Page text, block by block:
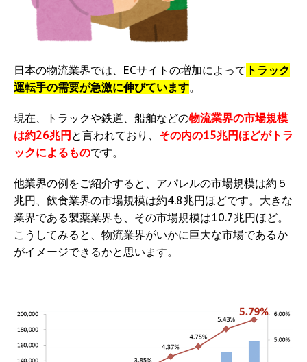
日本の物流業界では、ECサイトの増加によって トラック
運転手の需要が急激に伸びています。
現在、トラックや鉄道、船舶などの物流業界の市場規模
は約26兆円と言われており、 その内の15兆円ほどがトラ
ックによるものです。
他業界の例をご紹介すると、アパレルの市場規模は約５
兆円、飲食業界の市場規模は約4.8兆円ほどです。大きな
業界である製薬業界も、その市場規模は10.7兆円ほど。
こうしてみると、物流業界がいかに巨大な市場であるか
がイメージできるかと思います。